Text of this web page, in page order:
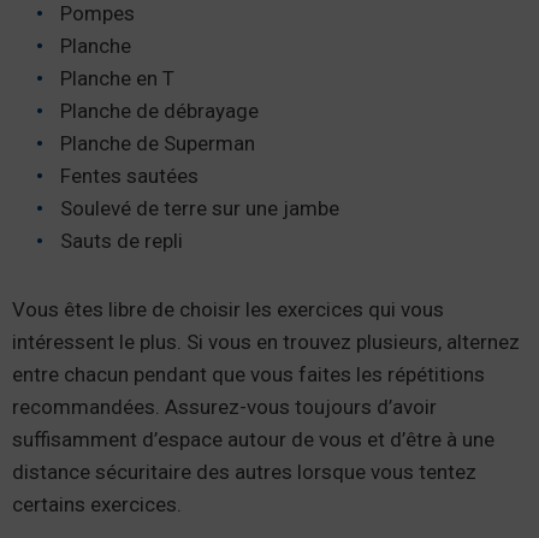
Pompes
Planche
Planche en T
Planche de débrayage
Planche de Superman
Fentes sautées
Soulevé de terre sur une jambe
Sauts de repli
Vous êtes libre de choisir les exercices qui vous
intéressent le plus. Si vous en trouvez plusieurs, alternez
entre chacun pendant que vous faites les répétitions
recommandées. Assurez-vous toujours d’avoir
suffisamment d’espace autour de vous et d’être à une
distance sécuritaire des autres lorsque vous tentez
certains exercices.